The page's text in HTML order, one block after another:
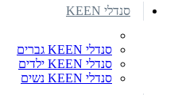
סנדלי KEEN
סנדלי KEEN גברים
סנדלי KEEN ילדים
סנדלי KEEN נשים